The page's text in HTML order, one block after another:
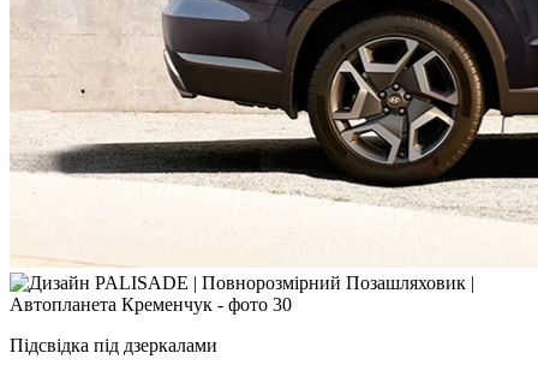
Підсвідка під дзеркалами